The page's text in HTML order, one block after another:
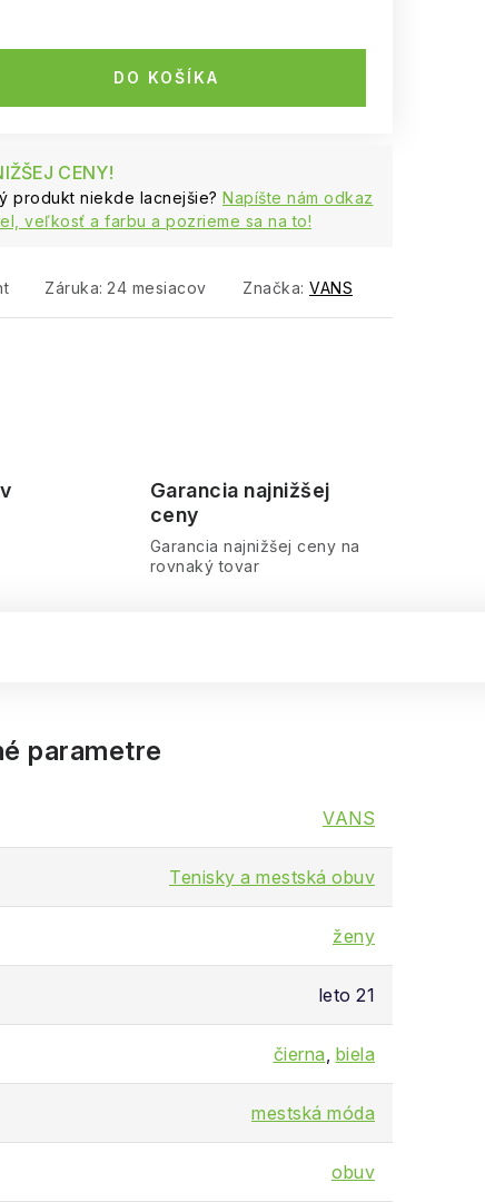
DO KOŠÍKA
CENY!
produkt niekde lacnejšie? Napíšte nám odkaz
veľkosť a farbu a pozrieme sa na to!
Záruka: 24 mesiacov Značka: VANS
Garancia najnižšej
ceny
Garancia najnižšej ceny na
rovnaký tovar
parametre
VANS
Tenisky a mestská obuv
ženy
leto 21
čierna, biela
mestská móda
obuv